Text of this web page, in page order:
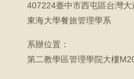
407224臺中市西屯區台灣大
東海大學餐旅管理學系
系辦位置：
第二教學區管理學院大樓